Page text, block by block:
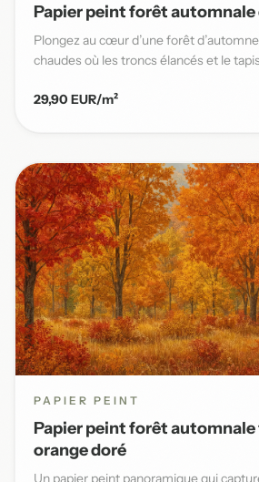
Papier peint forêt automnale
Plongez au cœur d’une forêt
chaudes où les troncs élancés et le
29,90 EUR/m²
PAPIER PEINT
Papier peint forêt
orange doré
Un papier peint panoramique qui